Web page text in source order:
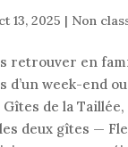
13, 2025 | Non
retrouver en
d’un week-end
Gîtes de la
deux gîtes —